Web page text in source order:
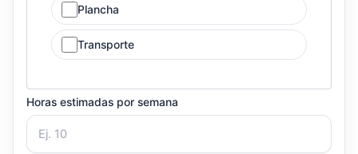
Plancha
Transporte
Horas estimadas por semana